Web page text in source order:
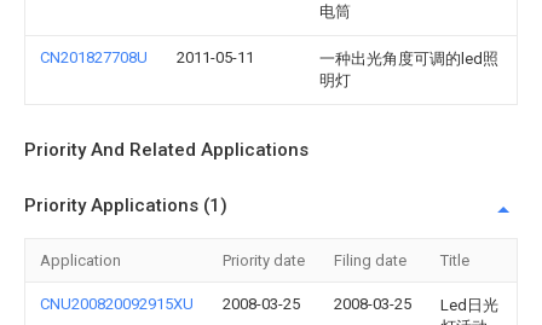
电筒
CN201827708U 2011-05-11
一种出光角度可调的led照
明灯
Priority And Related Applications
Priority Applications (1)
Application Priority date Filing date Title
CNU200820092915XU 2008-03-25 2008-03-25
Led日光